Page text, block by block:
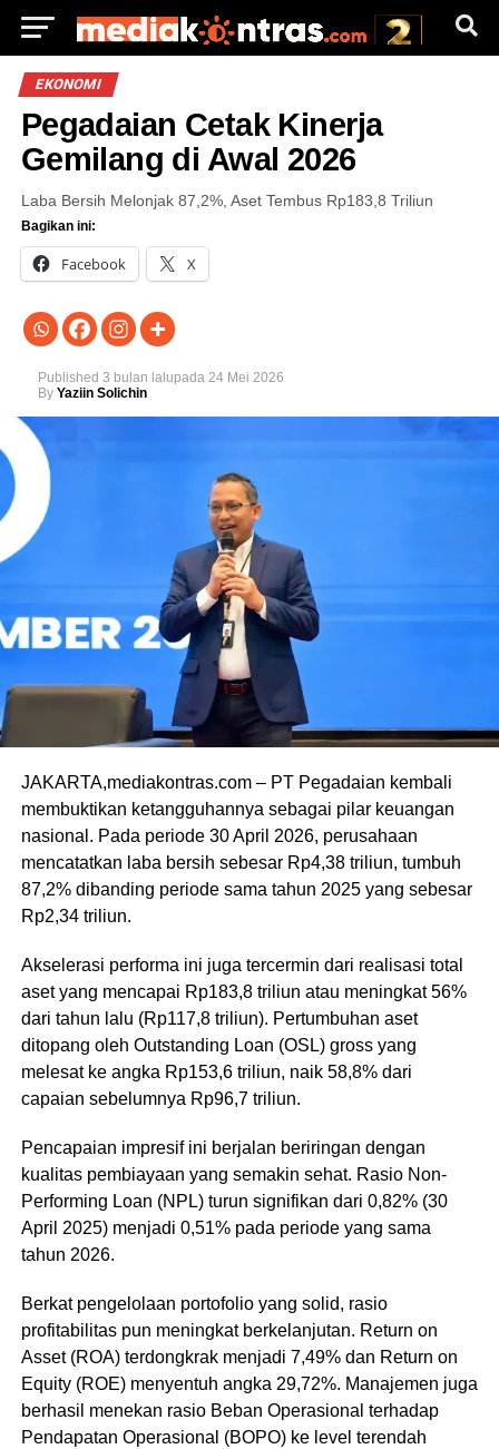
EKONOMI
Pegadaian Cetak Kinerja
Gemilang di Awal 2026
Laba Bersih Melonjak 87,2%, Aset Tembus Rp183,8 Triliun
Bagikan ini:
Facebook X
Published 3 bulan lalupada 24 Mei 2026
By Yaziin Solichin
JAKARTA,mediakontras.com – PT Pegadaian kembali
membuktikan ketangguhannya sebagai pilar keuangan
nasional. Pada periode 30 April 2026, perusahaan
mencatatkan laba bersih sebesar Rp4,38 triliun, tumbuh
87,2% dibanding periode sama tahun 2025 yang sebesar
Rp2,34 triliun.
Akselerasi performa ini juga tercermin dari realisasi total
aset yang mencapai Rp183,8 triliun atau meningkat 56%
dari tahun lalu (Rp117,8 triliun). Pertumbuhan aset
ditopang oleh Outstanding Loan (OSL) gross yang
melesat ke angka Rp153,6 triliun, naik 58,8% dari
capaian sebelumnya Rp96,7 triliun.
Pencapaian impresif ini berjalan beriringan dengan
kualitas pembiayaan yang semakin sehat. Rasio Non-
Performing Loan (NPL) turun signifikan dari 0,82% (30
April 2025) menjadi 0,51% pada periode yang sama
tahun 2026.
Berkat pengelolaan portofolio yang solid, rasio
profitabilitas pun meningkat berkelanjutan. Return on
Asset (ROA) terdongkrak menjadi 7,49% dan Return on
Equity (ROE) menyentuh angka 29,72%. Manajemen juga
berhasil menekan rasio Beban Operasional terhadap
Pendapatan Operasional (BOPO) ke level terendah